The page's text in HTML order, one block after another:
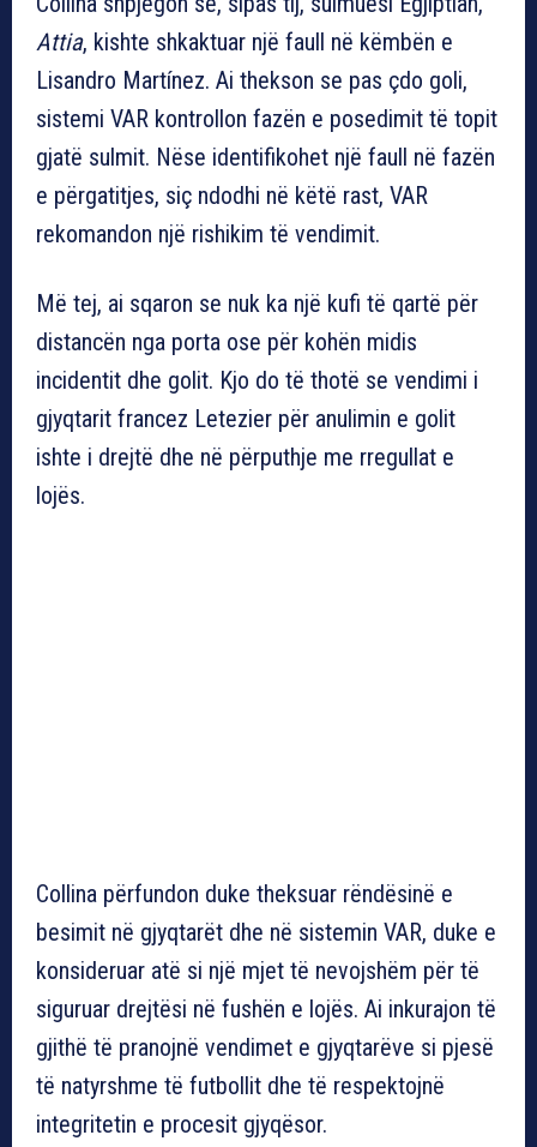
Attia, kishte shkaktuar një faull në këmbën e
Lisandro Martínez. Ai thekson se pas çdo goli,
sistemi VAR kontrollon fazën e posedimit të topit
gjatë sulmit. Nëse identifikohet një faull në fazën
e përgatitjes, siç ndodhi në këtë rast, VAR
rekomandon një rishikim të vendimit.
Më tej, ai sqaron se nuk ka një kufi të qartë për
distancën nga porta ose për kohën midis
incidentit dhe golit. Kjo do të thotë se vendimi i
gjyqtarit francez Letezier për anulimin e golit
ishte i drejtë dhe në përputhje me rregullat e
lojës.
Collina përfundon duke theksuar rëndësinë e
besimit në gjyqtarët dhe në sistemin VAR, duke e
konsideruar atë si një mjet të nevojshëm për të
siguruar drejtësi në fushën e lojës. Ai inkurajon të
gjithë të pranojnë vendimet e gjyqtarëve si pjesë
të natyrshme të futbollit dhe të respektojnë
integritetin e procesit gjyqësor.